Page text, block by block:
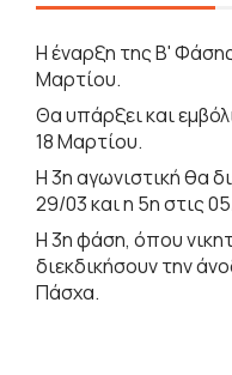
Η έναρξη της Β'
Μαρτίου.
Θα υπάρξει και
18 Μαρτίου.
Η 3η αγωνιστική θα
29/03 και η 5η στις
Η 3η φάση, όπου
διεκδικήσουν την
Πάσχα.